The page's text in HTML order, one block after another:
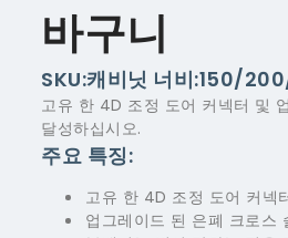
바구니
SKU:캐비닛 너비:150/
고유 한 4D 조정 도어 커넥터 및
달성하십시오.
주요 특징:
고유 한 4D 조정 도어 커넥
업그레이드 된 은폐 크로스